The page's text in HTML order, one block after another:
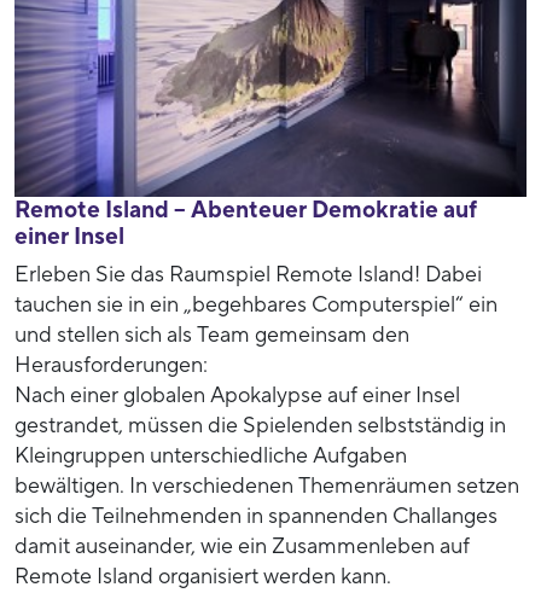
Remote Island – Abenteuer Demokratie auf
einer Insel
Erleben Sie das Raumspiel Remote Island! Dabei
tauchen sie in ein „begehbares Computerspiel“ ein
und stellen sich als Team gemeinsam den
Herausforderungen:
Nach einer globalen Apokalypse auf einer Insel
gestrandet, müssen die Spielenden selbstständig in
Kleingruppen unterschiedliche Aufgaben
bewältigen. In verschiedenen Themenräumen setzen
sich die Teilnehmenden in spannenden Challanges
damit auseinander, wie ein Zusammenleben auf
Remote Island organisiert werden kann.